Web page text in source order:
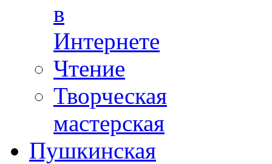
в
Интернете
Чтение
Творческая
мастерская
Пушкинская